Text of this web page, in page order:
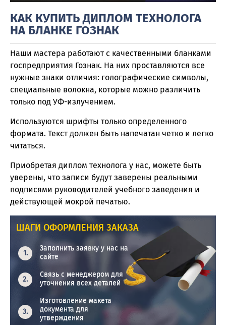
КАК КУПИТЬ ДИПЛОМ ТЕХНОЛОГА
НА БЛАНКЕ ГОЗНАК
Наши мастера работают с качественными бланками
госпредприятия Гознак. На них проставляются все
нужные знаки отличия: голографические символы,
специальные волокна, которые можно различить
только под УФ-излучением.
Используются шрифты только определенного
формата. Текст должен быть напечатан четко и легко
читаться.
Приобретая диплом технолога у нас, можете быть
уверены, что записи будут заверены реальными
подписями руководителей учебного заведения и
действующей мокрой печатью.
ШАГИ ОФОРМЛЕНИЯ ЗАКАЗА
Заполнить заявку у нас на
сайте
Связь с менеджером для
уточнения всех деталей
Изготовление макета
документа для
утверждения